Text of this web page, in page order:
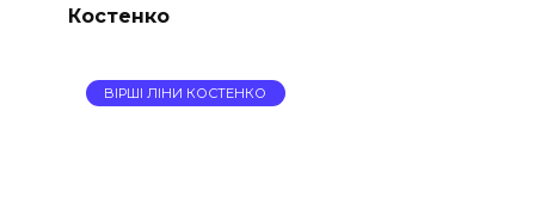
Костенко
ВІРШІ ЛІНИ КОСТЕНКО